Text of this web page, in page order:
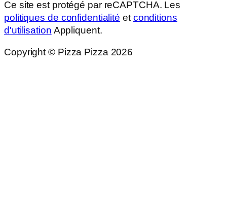
Ce site est protégé par reCAPTCHA. Les
politiques de confidentialité et conditions
d'utilisation Appliquent.
Copyright © Pizza Pizza 2026